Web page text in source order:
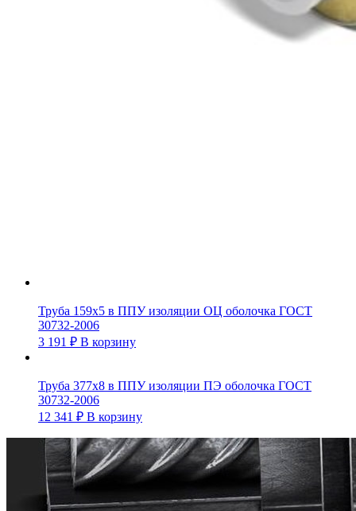
Труба 159х5 в ППУ изоляции ОЦ оболочка ГОСТ
30732-2006
3 191 ₽ В корзину
Труба 377х8 в ППУ изоляции ПЭ оболочка ГОСТ
30732-2006
12 341 ₽ В корзину